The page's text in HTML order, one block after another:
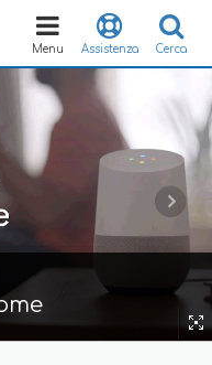
Cerca
Assistenza
Toggle
navigation
Menu